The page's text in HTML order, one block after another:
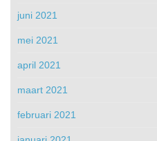
juni 2021
mei 2021
april 2021
maart 2021
februari 2021